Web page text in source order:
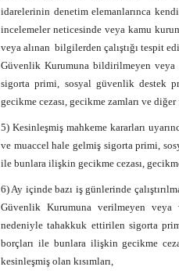
idarelerinin denetim elemanlarınca
incelemeler neticesinde veya kamu
veya alınan bilgilerden çalıştığı tespit
Güvenlik Kurumuna bildirilmeyen
sigorta primi, sosyal güvenlik destek
gecikme cezası, gecikme zamları ve
5) Kesinleşmiş mahkeme kararları
ve muaccel hale gelmiş sigorta primi,
ile bunlara ilişkin gecikme cezası,
6) Ay içinde bazı iş günlerinde
Güvenlik Kurumuna verilmeyen veya
nedeniyle tahakkuk ettirilen sigorta
borçları ile bunlara ilişkin gecikme
kesinleşmiş olan kısımları,